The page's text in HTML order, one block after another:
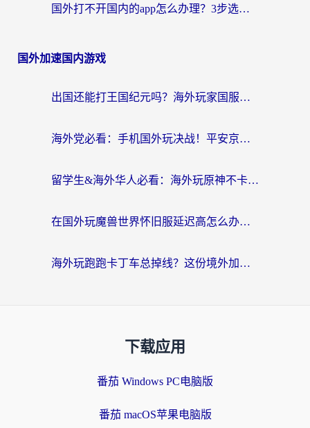
国外打不开国内的app怎么办理？3步选对加速器，刷剧办业务都不愁
国外加速国内游戏
出国还能打王国纪元吗？海外玩家国服游戏畅玩终极指南
海外党必看：手机国外玩决战！平安京加速器推荐——解决延迟卡顿的终极方案
留学生&海外华人必看：海外玩原神不卡顿的秘密——原神加速器选择与使用全攻略
在国外玩魔兽世界怀旧服延迟高怎么办？老玩家亲测有效的加速器选择指南
海外玩跑跑卡丁车总掉线？这份境外加速指南帮你零延迟漂移！
下载应用
番茄 Windows PC电脑版
番茄 macOS苹果电脑版